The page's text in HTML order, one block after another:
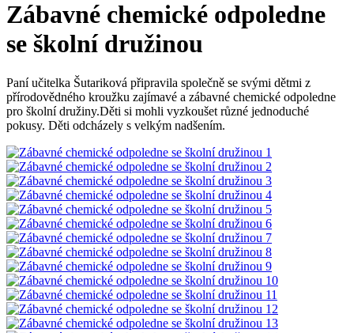
Zábavné chemické odpoledne
se školní družinou
Paní učitelka Šutariková připravila společně se svými dětmi z
přírodovědného kroužku zajímavé a zábavné chemické odpoledne
pro školní družiny.Děti si mohli vyzkoušet různé jednoduché
pokusy. Děti odcházely s velkým nadšením.